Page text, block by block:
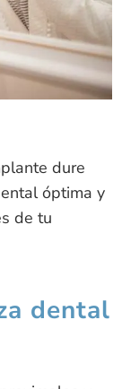
dure
óptima y
de tu
dental